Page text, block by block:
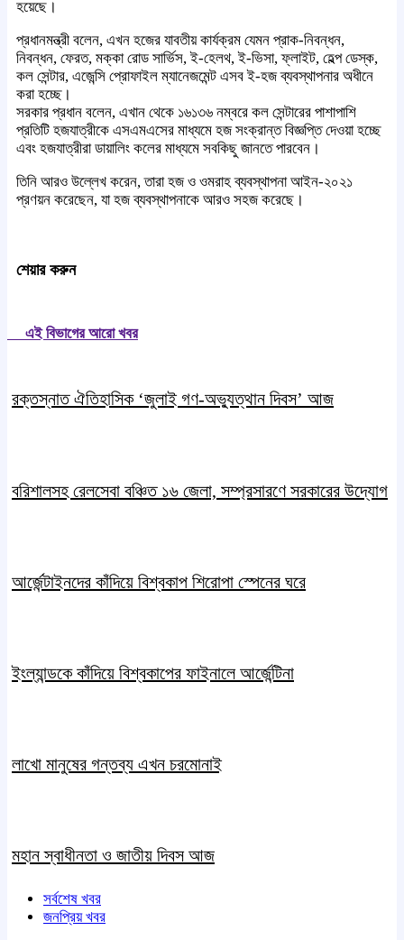
হয়েছে।
প্রধানমন্ত্রী বলেন, এখন হজের যাবতীয় কার্যক্রম যেমন প্রাক-নিবন্ধন,
নিবন্ধন, ফেরত, মক্কা রোড সার্ভিস, ই-হেলথ, ই-ভিসা, ফ্লাইট, হেল্প ডেস্ক,
কল সেন্টার, এজেন্সি প্রোফাইল ম্যানেজমেন্ট এসব ই-হজ ব্যবস্থাপনার অধীনে
করা হচ্ছে।
সরকার প্রধান বলেন, এখান থেকে ১৬১৩৬ নম্বরে কল সেন্টারের পাশাপাশি
প্রতিটি হজযাত্রীকে এসএমএসের মাধ্যমে হজ সংক্রান্ত বিজ্ঞপ্তি দেওয়া হচ্ছে
এবং হজযাত্রীরা ডায়ালিং কলের মাধ্যমে সবকিছু জানতে পারবেন।
তিনি আরও উল্লেখ করেন, তারা হজ ও ওমরাহ ব্যবস্থাপনা আইন-২০২১
প্রণয়ন করেছেন, যা হজ ব্যবস্থাপনাকে আরও সহজ করেছে।
শেয়ার করুন
এই বিভাগের আরো খবর
রক্তস্নাত ঐতিহাসিক ‌‘জুলাই গণ-অভ্যুত্থান দিবস’ আজ
বরিশালসহ রেলসেবা বঞ্চিত ১৬ জেলা, সম্প্রসারণে সরকারের উদ্যোগ
আর্জেন্টাইনদের কাঁদিয়ে বিশ্বকাপ শিরোপা স্পেনের ঘরে
ইংল্যান্ডকে কাঁদিয়ে বিশ্বকাপের ফাইনালে আর্জেন্টিনা
লাখো মানুষের গন্তব্য এখন চরমোনাই
মহান স্বাধীনতা ও জাতীয় দিবস আজ
সর্বশেষ খবর
জনপ্রিয় খবর